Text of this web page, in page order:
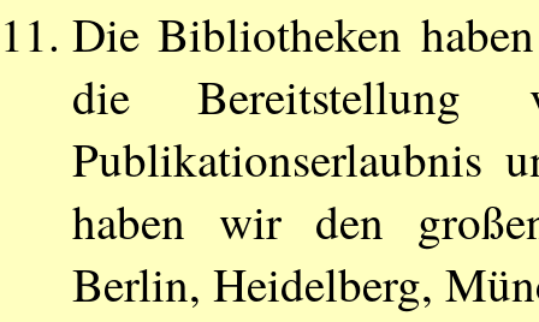
Die Bibliotheken
die
Publikationserlaubnis
haben wir den
Berlin, Heidelberg,